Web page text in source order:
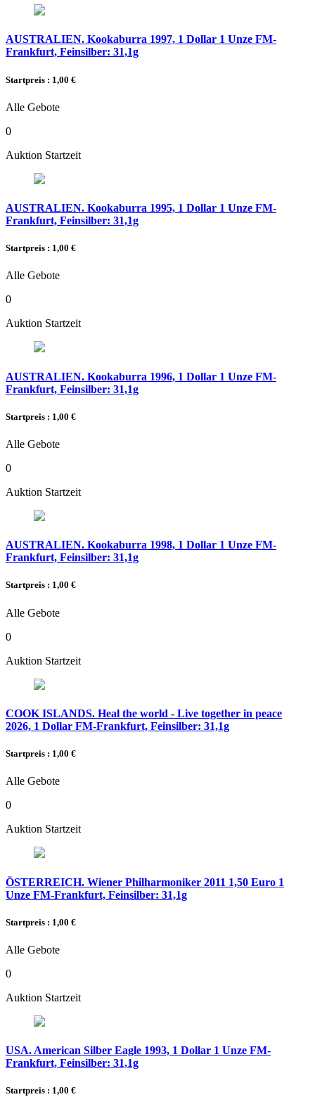
AUSTRALIEN. Kookaburra 1997, 1 Dollar 1 Unze FM-
Frankfurt, Feinsilber: 31,1g
Startpreis : 1,00 €
Alle Gebote
0
Auktion Startzeit
AUSTRALIEN. Kookaburra 1995, 1 Dollar 1 Unze FM-
Frankfurt, Feinsilber: 31,1g
Startpreis : 1,00 €
Alle Gebote
0
Auktion Startzeit
AUSTRALIEN. Kookaburra 1996, 1 Dollar 1 Unze FM-
Frankfurt, Feinsilber: 31,1g
Startpreis : 1,00 €
Alle Gebote
0
Auktion Startzeit
AUSTRALIEN. Kookaburra 1998, 1 Dollar 1 Unze FM-
Frankfurt, Feinsilber: 31,1g
Startpreis : 1,00 €
Alle Gebote
0
Auktion Startzeit
COOK ISLANDS. Heal the world - Live together in peace
2026, 1 Dollar FM-Frankfurt, Feinsilber: 31,1g
Startpreis : 1,00 €
Alle Gebote
0
Auktion Startzeit
ÖSTERREICH. Wiener Philharmoniker 2011 1,50 Euro 1
Unze FM-Frankfurt, Feinsilber: 31,1g
Startpreis : 1,00 €
Alle Gebote
0
Auktion Startzeit
USA. American Silber Eagle 1993, 1 Dollar 1 Unze FM-
Frankfurt, Feinsilber: 31,1g
Startpreis : 1,00 €